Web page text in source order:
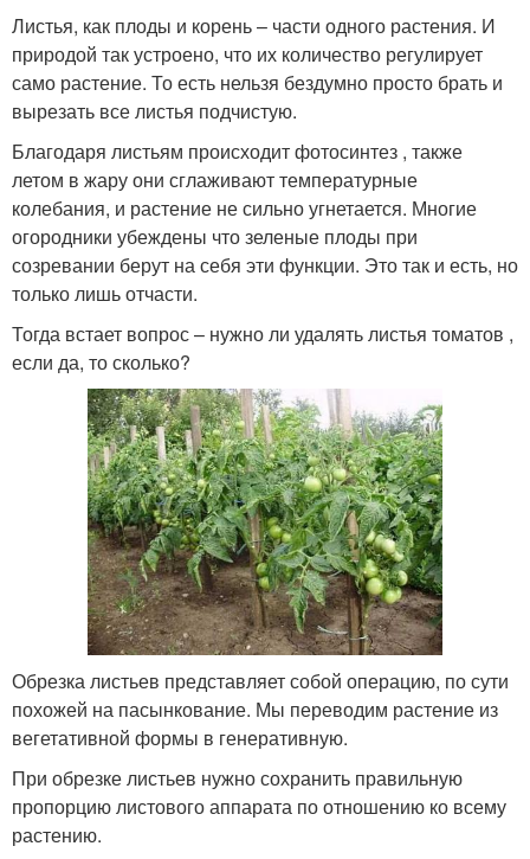
Листья, как плоды и корень – части одного растения. И
природой так устроено, что их количество регулирует
само растение. То есть нельзя бездумно просто брать и
вырезать все листья подчистую.
Благодаря листьям происходит фотосинтез , также
летом в жару они сглаживают температурные
колебания, и растение не сильно угнетается. Многие
огородники убеждены что зеленые плоды при
созревании берут на себя эти функции. Это так и есть, но
только лишь отчасти.
Тогда встает вопрос – нужно ли удалять листья томатов ,
если да, то сколько?
Обрезка листьев представляет собой операцию, по сути
похожей на пасынкование. Мы переводим растение из
вегетативной формы в генеративную.
При обрезке листьев нужно сохранить правильную
пропорцию листового аппарата по отношению ко всему
растению.